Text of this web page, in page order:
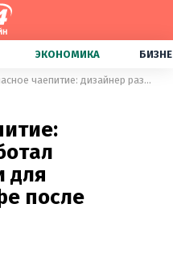
ЭКОНОМИКА
Безопасное чаепитие: дизайнер разработал защитные щитки для посетителей кафе после пандемии
для
после